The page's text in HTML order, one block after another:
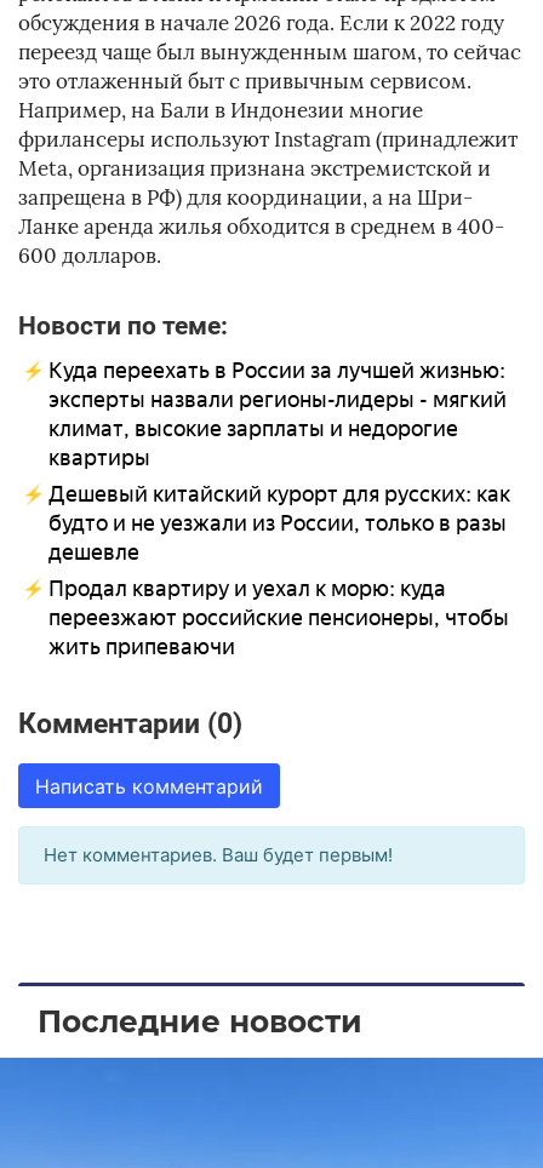
обсуждения в начале 2026 года. Если к 2022 году
переезд чаще был вынужденным шагом, то сейчас
это отлаженный быт с привычным сервисом.
Например, на Бали в Индонезии многие
фрилансеры используют Instagram (принадлежит
Meta, организация признана экстремистской и
запрещена в РФ) для координации, а на Шри-
Ланке аренда жилья обходится в среднем в 400-
600 долларов.
Новости по теме:
Куда переехать в России за лучшей жизнью:
эксперты назвали регионы-лидеры - мягкий
климат, высокие зарплаты и недорогие
квартиры
Дешевый китайский курорт для русских: как
будто и не уезжали из России, только в разы
дешевле
Продал квартиру и уехал к морю: куда
переезжают российские пенсионеры, чтобы
жить припеваючи
Комментарии (0)
Написать комментарий
Нет комментариев. Ваш будет первым!
Последние новости